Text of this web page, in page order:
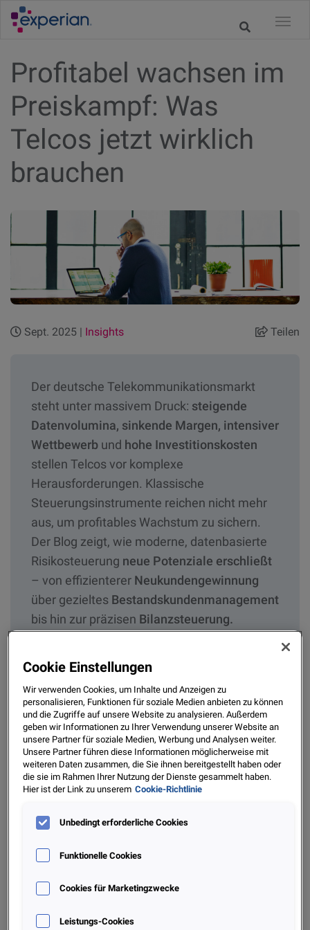
Profitabel wachsen im
Preiskampf: Was
Telcos jetzt wirklich
brauchen
Sept. 2025 | Insights Teilen
Der deutsche Telekommunikationsmarkt
steht unter massivem Druck: steigende
Datenvolumina, sinkende Margen, intensiver
Wettbewerb und hohe Investitionskosten
stellen Telcos vor komplexe
Herausforderungen. Klassische
Steuerungsinstrumente reichen nicht mehr
aus, um profitables Wachstum zu sichern.
Der Blog zeigt, wie moderne, datenbasierte
Risikosteuerung neue Potenziale erschließt
– von effizienterer Neukundengewinnung
über gezieltes Bestandskundenmanagement
bis hin zur präzisen Bilanzsteuerung.
morgen Marktanteile.
Jeder zusätzliche Gini-Prozentpunkt bedeutet mehr
Trennschärfe – und damit präzisere Entscheidungen bei
Akquise, Subvention und Bestandskundenmanagement.
Der Markt unter Druck – die zentralen Herausforderungen
1. Mehr Daten, weniger Marge
Jahren kontinuierlich an. Pro Vertrag bedeutet das heute
Gleichzeitig stagnieren die Mobilfunkumsätze oder
entwickeln sich rückläufig, während die Anbieter weiter
Cookie Einstellungen
Wir verwenden Cookies, um Inhalte und Anzeigen zu
personalisieren, Funktionen für soziale Medien anbieten zu können
und die Zugriffe auf unsere Website zu analysieren. Außerdem
geben wir Informationen zu Ihrer Verwendung unserer Website an
unsere Partner für soziale Medien, Werbung und Analysen weiter.
Unsere Partner führen diese Informationen möglicherweise mit
weiteren Daten zusammen, die Sie ihnen bereitgestellt haben oder
die sie im Rahmen Ihrer Nutzung der Dienste gesammelt haben.
Hier ist der Link zu unserem Cookie-Richtlinie
Unbedingt erforderliche Cookies
Funktionelle Cookies
Cookies für Marketingzwecke
Leistungs-Cookies